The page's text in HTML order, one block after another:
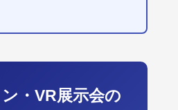
・VR展示会の